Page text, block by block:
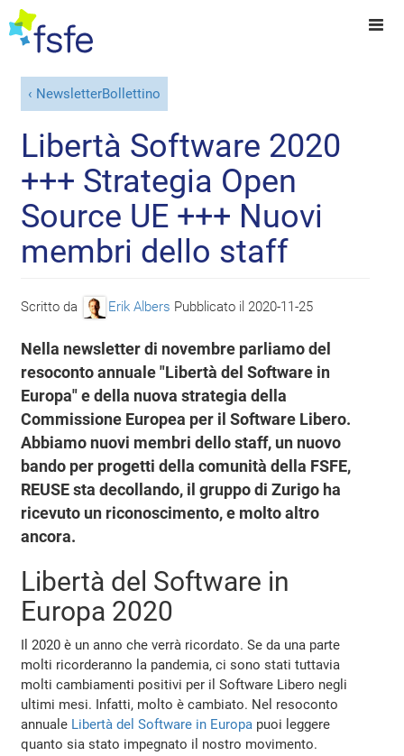
NewsletterBollettino
Libertà Software 2020
+++ Strategia Open
Source UE +++ Nuovi
membri dello staff
Scritto da Erik Albers Pubblicato il 2020-11-25
Nella newsletter di novembre parliamo del
resoconto annuale "Libertà del Software in
Europa" e della nuova strategia della
Commissione Europea per il Software Libero.
Abbiamo nuovi membri dello staff, un nuovo
bando per progetti della comunità della FSFE,
REUSE sta decollando, il gruppo di Zurigo ha
ricevuto un riconoscimento, e molto altro
ancora.
Libertà del Software in
Europa 2020
Il 2020 è un anno che verrà ricordato. Se da una parte
molti ricorderanno la pandemia, ci sono stati tuttavia
molti cambiamenti positivi per il Software Libero negli
ultimi mesi. Infatti, molto è cambiato. Nel resoconto
annuale Libertà del Software in Europa puoi leggere
quanto sia stato impegnato il nostro movimento.